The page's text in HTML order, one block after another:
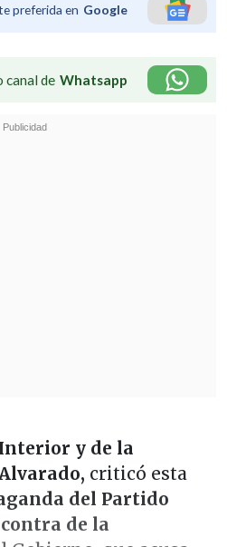
preferida en Google
canal de Whatsapp
y de la
criticó esta
del Partido
de la